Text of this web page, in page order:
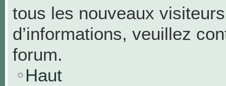
tous les nouveaux
d’informations, veuillez
forum.
Haut